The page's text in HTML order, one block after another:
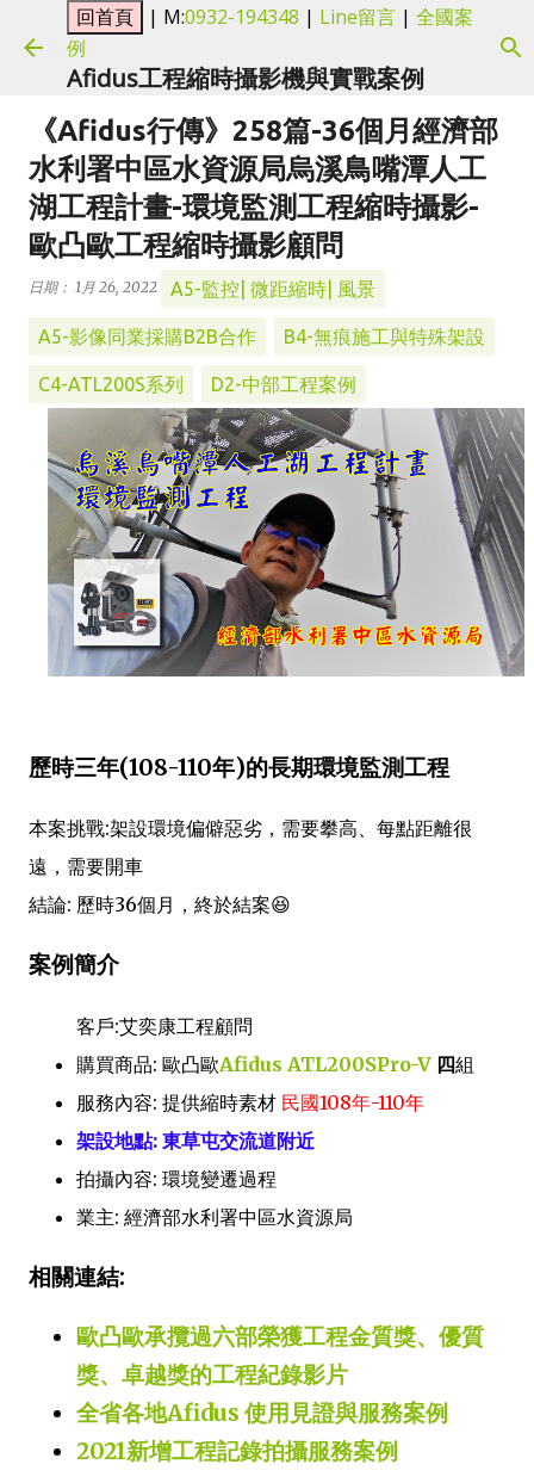
跳到主要內容
| M:0932-194348 | Line留言 | 全國案
例
Afidus工程縮時攝影機與實戰案例
《Afidus行傳》258篇-36個月經濟部
水利署中區水資源局烏溪鳥嘴潭人工
湖工程計畫-環境監測工程縮時攝影-
歐凸歐工程縮時攝影顧問
日期： 1月 26, 2022 A5-監控| 微距縮時| 風景
A5-影像同業採購B2B合作 B4-無痕施工與特殊架設
C4-ATL200S系列 D2-中部工程案例
歷時三年(108-110年)的長期環境監測工程
本案挑戰:架設環境偏僻惡劣，需要攀高、每點距離很
遠，需要開車
結論: 歷時36個月，終於結案😆
案例簡介
客戶:艾奕康工程顧問
購買商品: 歐凸歐Afidus ATL200SPro-V 四組
服務內容: 提供縮時素材 民國108年-110年
架設地點: 東草屯交流道附近
拍攝內容: 環境變遷過程
業主: 經濟部水利署中區水資源局
相關連結:
歐凸歐承攬過六部榮獲工程金質獎、優質
獎、卓越獎的工程紀錄影片
全省各地Afidus 使用見證與服務案例
2021新增工程記錄拍攝服務案例